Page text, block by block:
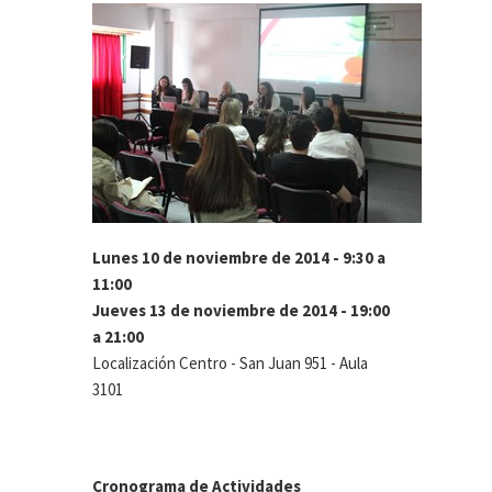
Lunes 10 de noviembre de 2014 - 9:30 a
11:00
Jueves 13 de noviembre de 2014 - 19:00
a 21:00
Localización Centro - San Juan 951 - Aula
3101
Cronograma de Actividades